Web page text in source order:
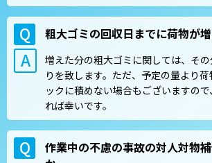
粗大ゴミの回収日までに荷物が
増えた分の粗大ゴミに関しては、そ
りを致します。ただ、予定の量より
ックに積めない場合もございますの
れば幸いです。
作業中の不慮の事故の対人対物